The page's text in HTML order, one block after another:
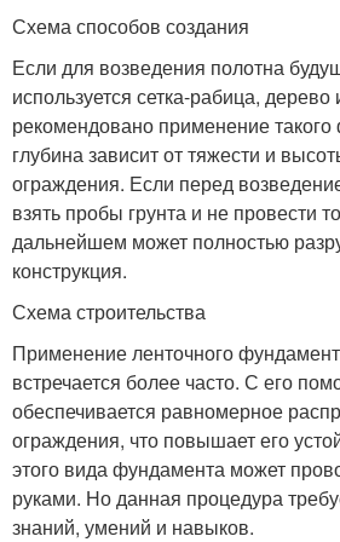
Схема способов создания
Если для возведения полотна
используется сетка-рабица,
рекомендовано применение
глубина зависит от тяжести и
ограждения. Если перед
взять пробы грунта и не провести
дальнейшем может полностью
конструкция.
Схема строительства
Применение ленточного
встречается более часто. С его
обеспечивается равномерное
ограждения, что повышает его
этого вида фундамента может
руками. Но данная процедура
знаний, умений и навыков.